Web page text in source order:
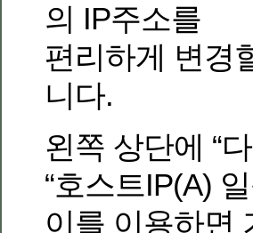
의 IP주소를
편리하게 변경
니다.
왼쪽 상단에 “
“호스트IP(A)
이를 이용하면